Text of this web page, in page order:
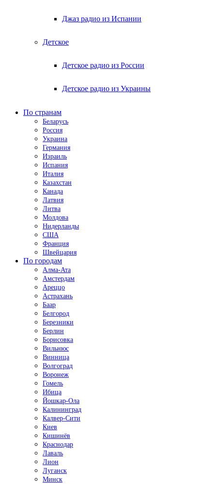
Джаз радио из Испании
Детское
Детское радио из России
Детское радио из Украины
По странам
Беларусь
Россия
Украина
Германия
Израиль
Испания
Италия
Казахстан
Канада
Латвия
Литва
Молдова
Нидерланды
США
Франция
Швейцария
По городам
Алма-Ата
Амстердам
Ареццо
Астрахань
Баар
Белгород
Березники
Берлин
Борисовка
Вильнюс
Винница
Волгоград
Воронеж
Гомель
Ибица
Йошкар-Ола
Калининград
Калвер-Сити
Киев
Кишинёв
Краснодар
Лаваль
Лион
Луганск
Минск